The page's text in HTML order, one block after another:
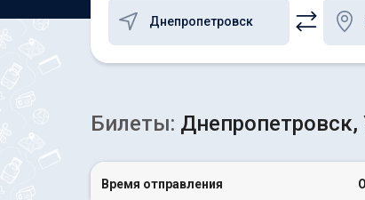
Билеты:
Время отправления